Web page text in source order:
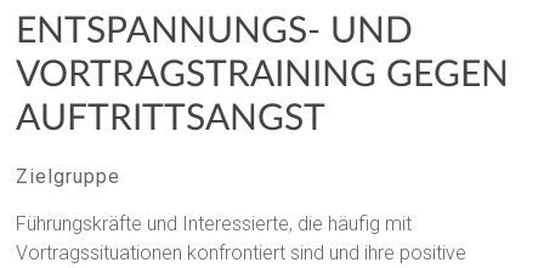
ENTSPANNUNGS- UND
VORTRAGSTRAINING GEGEN
AUFTRITTSANGST
Zielgruppe
Führungskräfte und Interessierte, die häufig mit
Vortragssituationen konfrontiert sind und ihre positive